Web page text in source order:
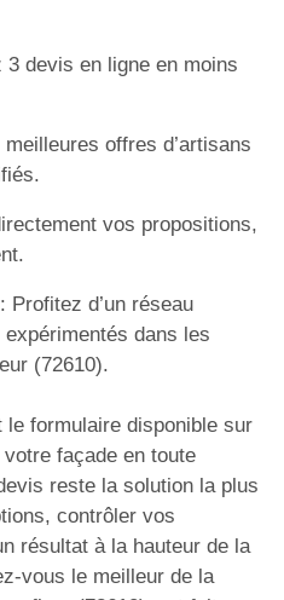
3 devis en ligne en moins
offres d’artisans
vos propositions,
Profitez d’un réseau
dans les
(72610).
formulaire disponible sur
façade en toute
reste la solution la plus
contrôler vos
résultat à la hauteur de la
vous le meilleur de la